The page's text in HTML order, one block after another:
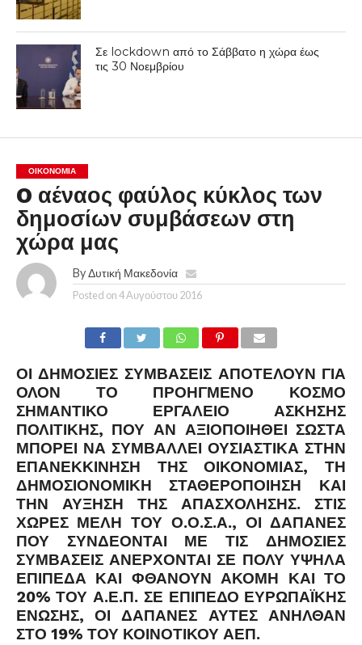
Σε lockdown από το Σάββατο η χώρα έως
τις 30 Νοεμβρίου
ΟΙΚΟΝΟΜΊΑ
O αέναος φαύλος κύκλος των
δημοσίων συμβάσεων στη
χώρα μας
By Δυτική Μακεδονία
Posted on4 Αυγούστου 2016
ΟΙ ΔΗΜΌΣΙΕΣ ΣΥΜΒΆΣΕΙΣ ΑΠΟΤΕΛΟΎΝ ΓΙΑ
ΌΛΟΝ ΤΟ ΠΡΟΗΓΜΈΝΟ ΚΌΣΜΟ
ΣΗΜΑΝΤΙΚΌ ΕΡΓΑΛΕΊΟ ΆΣΚΗΣΗΣ
ΠΟΛΙΤΙΚΉΣ, ΠΟΥ ΑΝ ΑΞΙΟΠΟΙΗΘΕΊ ΣΩΣΤΆ
ΜΠΟΡΕΊ ΝΑ ΣΥΜΒΆΛΛΕΙ ΟΥΣΙΑΣΤΙΚΆ ΣΤΗΝ
ΕΠΑΝΕΚΚΊΝΗΣΗ ΤΗΣ ΟΙΚΟΝΟΜΊΑΣ, ΤΗ
ΔΗΜΟΣΙΟΝΟΜΙΚΉ ΣΤΑΘΕΡΟΠΟΊΗΣΗ ΚΑΙ
ΤΗΝ ΑΎΞΗΣΗ ΤΗΣ ΑΠΑΣΧΌΛΗΣΗΣ. ΣΤΙΣ
ΧΏΡΕΣ ΜΈΛΗ ΤΟΥ Ο.Ο.Σ.Α., ΟΙ ΔΑΠΆΝΕΣ
ΠΟΥ ΣΥΝΔΈΟΝΤΑΙ ΜΕ ΤΙΣ ΔΗΜΌΣΙΕΣ
ΣΥΜΒΆΣΕΙΣ ΑΝΈΡΧΟΝΤΑΙ ΣΕ ΠΟΛΎ ΥΨΗΛΆ
ΕΠΊΠΕΔΑ ΚΑΙ ΦΘΆΝΟΥΝ ΑΚΌΜΗ ΚΑΙ ΤΟ
20% ΤΟΥ Α.Ε.Π. ΣΕ ΕΠΊΠΕΔΟ ΕΥΡΩΠΑΪΚΉΣ
ΈΝΩΣΗΣ, ΟΙ ΔΑΠΆΝΕΣ ΑΥΤΈΣ ΑΝΉΛΘΑΝ
ΣΤΟ 19% ΤΟΥ ΚΟΙΝΟΤΙΚΟΎ ΑΕΠ.